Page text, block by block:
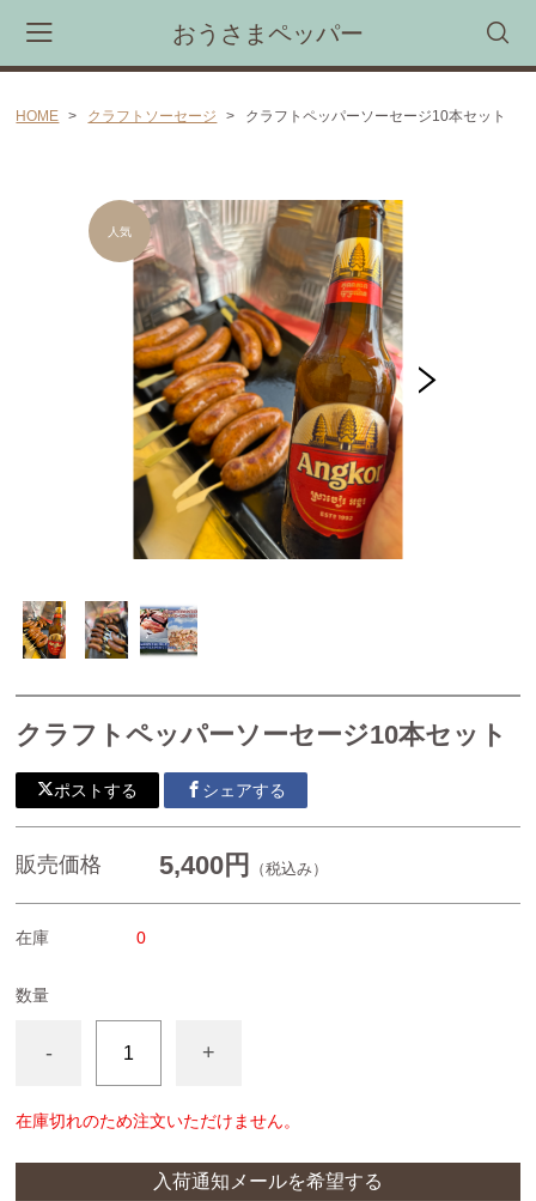
おうさまペッパー
新商品・限定商品先行受注予約会
CATEGORY
カンボジア産胡椒（カンポットペッパー)
胡椒マヨネーズ(ブラックペッパーマヨネーズ）
カンボジア産塩「カンボジア産天日塩(シーソルト）」
カンボジア産カシューナッツ
焼き菓子
カンボジア産生ハチミツ
生胡椒塩漬け・生胡椒(グリーンペッパー)などそのまま食
べられる生の胡椒の実
生胡椒(グリーンペッパー）
カンボジア産生胡椒塩漬け
生胡椒ペースト
クラフトソーセージ
HOME クラフトソーセージ クラフトペッパーソーセージ10本セット
クラフトペッパーソーセージ10本セット
ポストする シェアする
販売価格 5,400円 （税込み）
在庫 0
数量
- +
在庫切れのため注文いただけません。
入荷通知メールを希望する